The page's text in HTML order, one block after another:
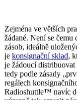
Zejména ve větších
žádané. Není se
zásob, ideálně
je konsignační sklad,
je žádoucí
tedy podle zásady
regálech
Radioshuttle™ navíc